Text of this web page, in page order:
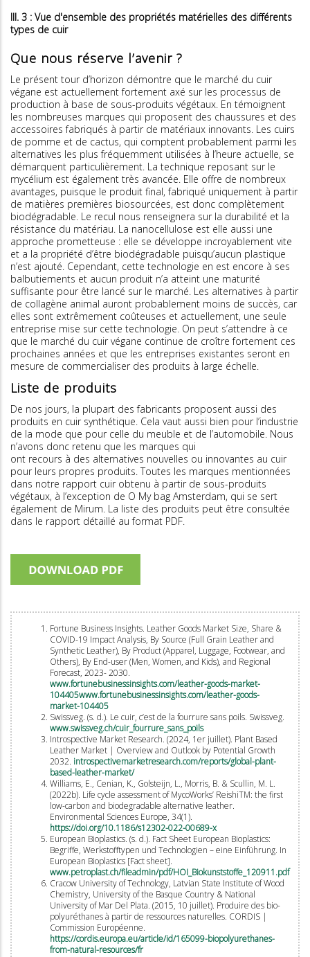
Ill. 3 : Vue d'ensemble des propriétés matérielles des différents
types de cuir
Que nous réserve l’avenir ?
Le présent tour d’horizon démontre que le marché du cuir
végane est actuellement fortement axé sur les processus de
production à base de sous-produits végétaux. En témoignent
les nombreuses marques qui proposent des chaussures et des
accessoires fabriqués à partir de matériaux innovants. Les cuirs
de pomme et de cactus, qui comptent probablement parmi les
alternatives les plus fréquemment utilisées à l’heure actuelle, se
démarquent particulièrement. La technique reposant sur le
mycélium est également très avancée. Elle offre de nombreux
avantages, puisque le produit final, fabriqué uniquement à partir
de matières premières biosourcées, est donc complètement
biodégradable. Le recul nous renseignera sur la durabilité et la
résistance du matériau. La nanocellulose est elle aussi une
approche prometteuse : elle se développe incroyablement vite
et a la propriété d’être biodégradable puisqu’aucun plastique
n’est ajouté. Cependant, cette technologie en est encore à ses
balbutiements et aucun produit n’a atteint une maturité
suffisante pour être lancé sur le marché. Les alternatives à partir
de collagène animal auront probablement moins de succès, car
elles sont extrêmement coûteuses et actuellement, une seule
entreprise mise sur cette technologie. On peut s’attendre à ce
que le marché du cuir végane continue de croître fortement ces
prochaines années et que les entreprises existantes seront en
mesure de commercialiser des produits à large échelle.
Liste de produits
De nos jours, la plupart des fabricants proposent aussi des
produits en cuir synthétique. Cela vaut aussi bien pour l’industrie
de la mode que pour celle du meuble et de l’automobile. Nous
n’avons donc retenu que les marques qui
ont recours à des alternatives nouvelles ou innovantes au cuir
pour leurs propres produits. Toutes les marques mentionnées
dans notre rapport cuir obtenu à partir de sous-produits
végétaux, à l’exception de O My bag Amsterdam, qui se sert
également de Mirum. La liste des produits peut être consultée
dans le rapport détaillé au format PDF.
Fortune Business Insights. Leather Goods Market Size, Share &
COVID-19 Impact Analysis, By Source (Full Grain Leather and
Synthetic Leather), By Product (Apparel, Luggage, Footwear, and
Others), By End-user (Men, Women, and Kids), and Regional
Forecast, 2023- 2030.
www.fortunebusinessinsights.com/leather-goods-market-
104405www.fortunebusinessinsights.com/leather-goods-
market-104405
Swissveg. (s. d.). Le cuir, c’est de la fourrure sans poils. Swissveg.
www.swissveg.ch/cuir_fourrure_sans_poils
Introspective Market Research. (2024, 1er juillet). Plant Based
Leather Market | Overview and Outlook by Potential Growth
2032. introspectivemarketresearch.com/reports/global-plant-
based-leather-market/
Williams, E., Cenian, K., Golsteijn, L., Morris, B. & Scullin, M. L.
(2022b). Life cycle assessment of MycoWorks’ ReishiTM: the first
low-carbon and biodegradable alternative leather.
Environmental Sciences Europe, 34(1).
https://doi.org/10.1186/s12302-022-00689-x
European Bioplastics. (s. d.). Fact Sheet European Bioplastics:
Begriffe, Werkstofftypen und Technologien – eine Einführung. In
European Bioplastics [Fact sheet].
www.petroplast.ch/fileadmin/pdf/HOI_Biokunststoffe_120911.pdf
Cracow University of Technology, Latvian State Institute of Wood
Chemistry, University of the Basque Country & National
University of Mar Del Plata. (2015, 10 juillet). Produire des bio-
polyuréthanes à partir de ressources naturelles. CORDIS |
Commission Européenne.
https://cordis.europa.eu/article/id/165099-biopolyurethanes-
from-natural-resources/fr